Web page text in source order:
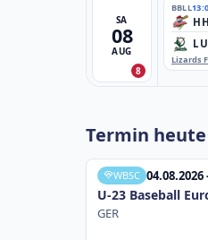
SA
08
AUG
8
BBLL
Lizards
Termin heute
WBSC 04.08.2026
U-23 Baseball
GER